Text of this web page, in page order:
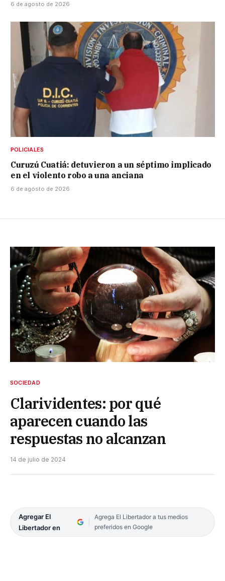
6 de agosto de 2026
POLICIALES
Curuzú Cuatiá: detuvieron a un séptimo implicado
en el violento robo a una anciana
6 de agosto de 2026
SOCIEDAD
Clarividentes: por qué
aparecen cuando las
respuestas no alcanzan
14 de julio de 2024
Agregar El
Libertador en
Agrega El Libertador a tus medios
preferidos en Google